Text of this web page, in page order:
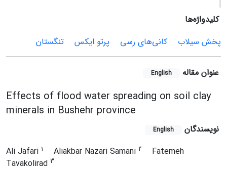
کلیدواژه‌ها
پخش سیلاب
کانی‌های رسی پرتو ایکس تنگستان
عنوان مقاله English
Effects of flood water spreading on soil clay
minerals in Bushehr province
نویسندگان English
Ali Jafari 1 Aliakbar Nazari Samani 2
Fatemeh
Tavakolirad 3